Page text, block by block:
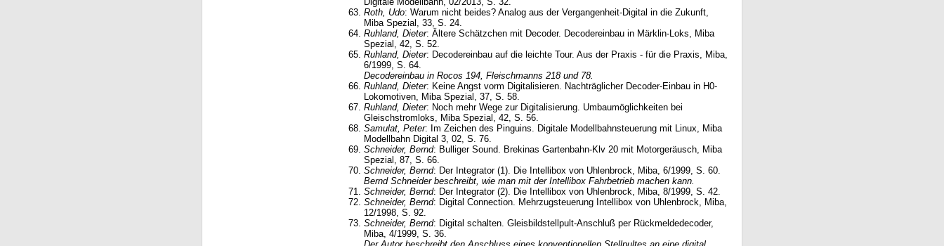
Roth, Udo: Warum nicht beides? Analog aus der Vergangenheit-Digital in die Zukunft,
Miba Spezial, 33, S. 24.
Ruhland, Dieter: Ältere Schätzchen mit Decoder. Decodereinbau in Märklin-Loks, Miba
Spezial, 42, S. 52.
Ruhland, Dieter: Decodereinbau auf die leichte Tour. Aus der Praxis - für die Praxis, Miba,
6/1999, S. 64.
Decodereinbau in Rocos 194, Fleischmanns 218 und 78.
Ruhland, Dieter: Keine Angst vorm Digitalisieren. Nachträglicher Decoder-Einbau in H0-
Lokomotiven, Miba Spezial, 37, S. 58.
Ruhland, Dieter: Noch mehr Wege zur Digitalisierung. Umbaumöglichkeiten bei
Gleischstromloks, Miba Spezial, 42, S. 56.
Samulat, Peter: Im Zeichen des Pinguins. Digitale Modellbahnsteuerung mit Linux, Miba
Modellbahn Digital 3, 02, S. 76.
Schneider, Bernd: Bulliger Sound. Brekinas Gartenbahn-Klv 20 mit Motorgeräusch, Miba
Spezial, 87, S. 66.
Schneider, Bernd: Der Integrator (1). Die Intellibox von Uhlenbrock, Miba, 6/1999, S. 60.
Bernd Schneider beschreibt, wie man mit der Intellibox Fahrbetrieb machen kann.
Schneider, Bernd: Der Integrator (2). Die Intellibox von Uhlenbrock, Miba, 8/1999, S. 42.
Schneider, Bernd: Digital Connection. Mehrzugsteuerung Intellibox von Uhlenbrock, Miba,
12/1998, S. 92.
Schneider, Bernd: Digital schalten. Gleisbildstellpult-Anschluß per Rückmeldedecoder,
Miba, 4/1999, S. 36.